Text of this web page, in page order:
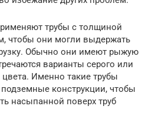
трубы с толщиной
чтобы они могли выдержать
Обычно они имеют рыжую
варианты серого или
Именно такие трубы
конструкции, чтобы
насыпанной поверх труб